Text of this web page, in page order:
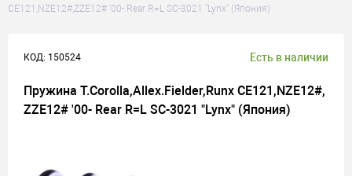
CE121,NZE12#,ZZE12# '00- Rear R=L SC-3021 "Lynx" (Япония)
КОД: 150524 Есть в наличии
Пружина T.Corolla,Allex.Fielder,Runx CE121,NZE12#,
ZZE12# '00- Rear R=L SC-3021 "Lynx" (Япония)